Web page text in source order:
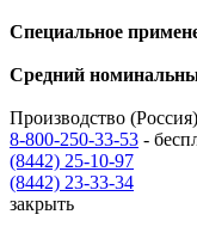
Специальное
Средний
Производство (Россия)
8-800-250-33-53 -
(8442) 25-10-97
(8442) 23-33-34
закрыть